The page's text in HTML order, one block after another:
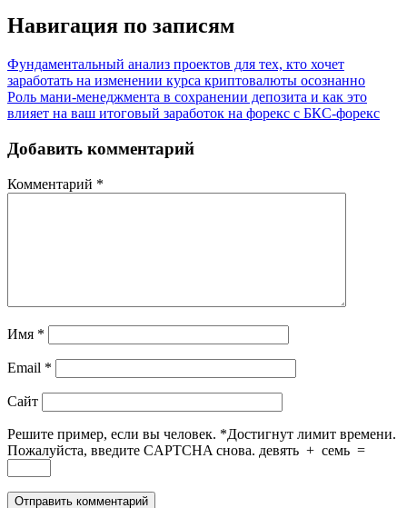
Навигация по записям
Фундаментальный анализ проектов для тех, кто хочет
заработать на изменении курса криптовалюты осознанно
Роль мани-менеджмента в сохранении депозита и как это
влияет на ваш итоговый заработок на форекс с БКС-форекс
Добавить комментарий
Комментарий *
Имя *
Email *
Сайт
Решите пример, если вы человек. *Достигнут лимит времени.
Пожалуйста, введите CAPTCHA снова. девять + семь =